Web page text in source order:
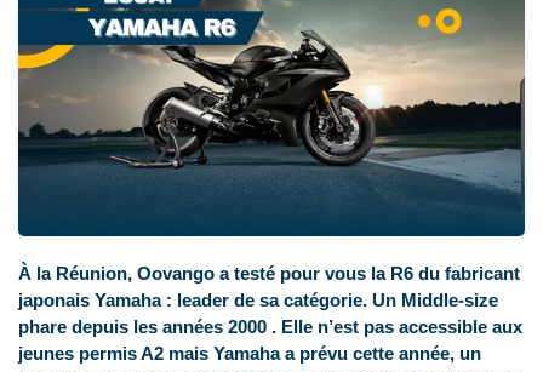
À la Réunion, Oovango a testé pour vous la R6 du fabricant
japonais Yamaha : leader de sa catégorie. Un Middle-size
phare depuis les années 2000 . Elle n’est pas accessible aux
jeunes permis A2 mais Yamaha a prévu cette année, un